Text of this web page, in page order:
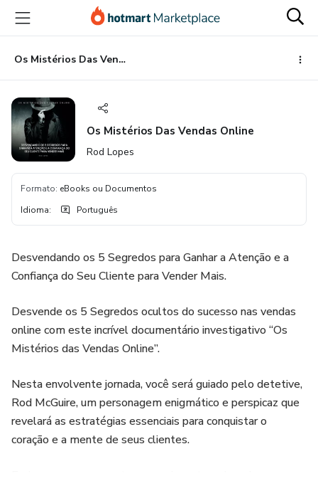
para
conteúdo
principal
para
pagamento
para
rodapé
Os Mistérios Das Vendas Online
Os Mistérios Das Vendas Online
Rod Lopes
Formato: eBooks ou Documentos
Idioma: Português
Desvendando os 5 Segredos para Ganhar a Atenção e a
Confiança do Seu Cliente para Vender Mais.
Desvende os 5 Segredos ocultos do sucesso nas vendas
online com este incrível documentário investigativo “Os
Mistérios das Vendas Online”.
Nesta envolvente jornada, você será guiado pelo detetive,
Rod McGuire, um personagem enigmático e perspicaz que
revelará as estratégias essenciais para conquistar o
coração e a mente de seus clientes.